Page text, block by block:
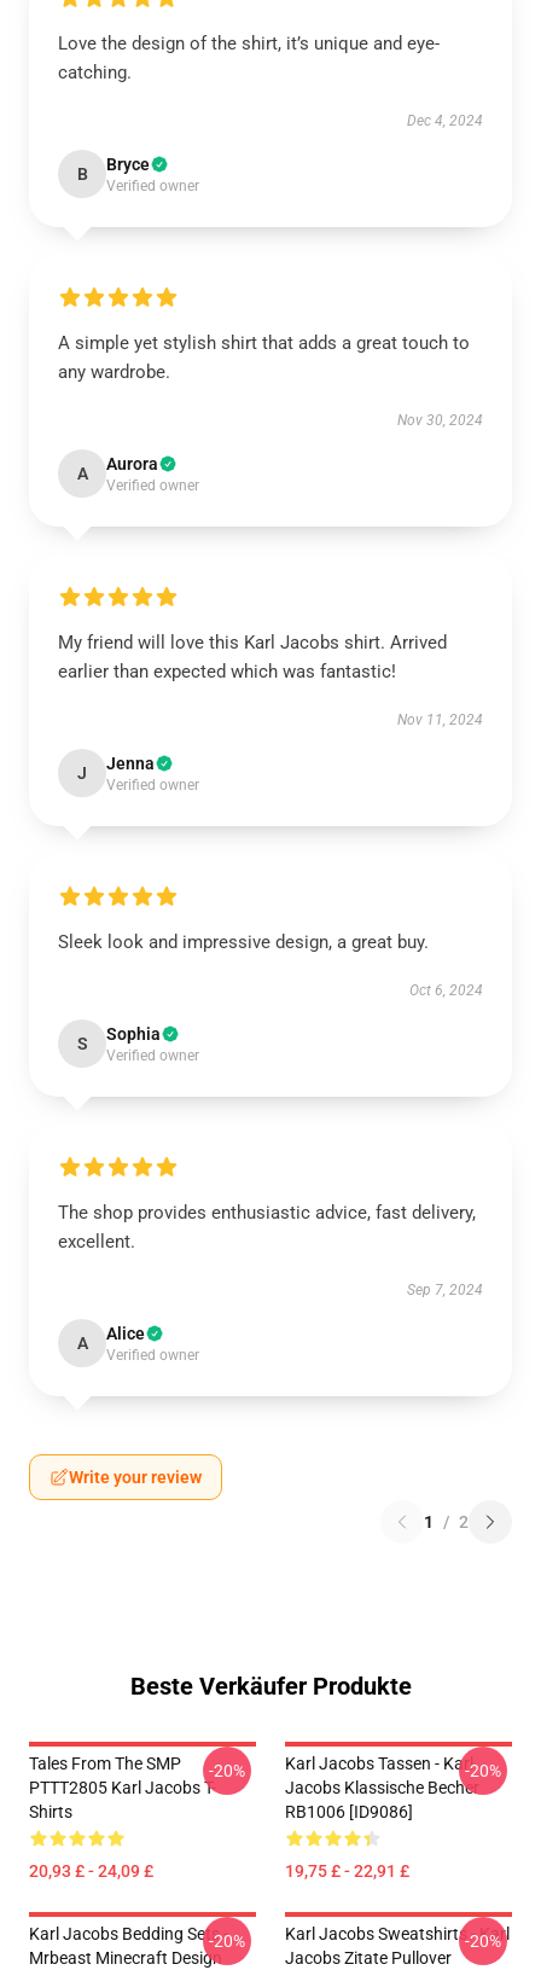
Love the design of the shirt, it’s unique and eye-
catching.
Dec 4, 2024
B Bryce
Verified owner
A simple yet stylish shirt that adds a great touch to
any wardrobe.
Nov 30, 2024
A Aurora
Verified owner
My friend will love this Karl Jacobs shirt. Arrived
earlier than expected which was fantastic!
Nov 11, 2024
J Jenna
Verified owner
Sleek look and impressive design, a great buy.
Oct 6, 2024
S Sophia
Verified owner
The shop provides enthusiastic advice, fast delivery,
excellent.
Sep 7, 2024
A Alice
Verified owner
Write your review
1 / 2
Beste Verkäufer Produkte
Tales From The SMP
PTTT2805 Karl Jacobs T-
Shirts
20,93 £ - 24,09 £
-20%
Karl Jacobs Tassen - Karl
Jacobs Klassische Becher
RB1006 [ID9086]
19,75 £ - 22,91 £
-20%
Karl Jacobs Bedding Sets -
Mrbeast Minecraft Design
-20%
Karl Jacobs Sweatshirts - Karl
Jacobs Zitate Pullover
-20%